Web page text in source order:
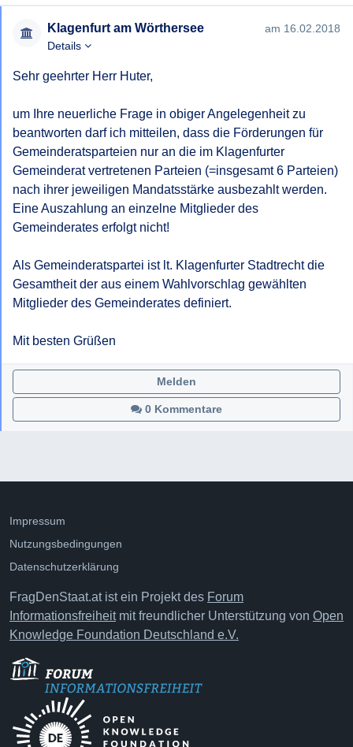
Klagenfurt am Wörthersee
am 16.02.2018
Details
Sehr geehrter Herr Huter,
um Ihre neuerliche Frage in obiger Angelegenheit zu
beantworten darf ich mitteilen, dass die Förderungen für
Gemeinderatsparteien nur an die im Klagenfurter
Gemeinderat vertretenen Parteien (=insgesamt 6 Parteien)
nach ihrer jeweiligen Mandatsstärke ausbezahlt werden.
Eine Auszahlung an einzelne Mitglieder des
Gemeinderates erfolgt nicht!
Als Gemeinderatspartei ist lt. Klagenfurter Stadtrecht die
Gesamtheit der aus einem Wahlvorschlag gewählten
Mitglieder des Gemeinderates definiert.
Mit besten Grüßen
0 Kommentare
Melden
Impressum
Nutzungsbedingungen
Datenschutzerklärung
FragDenStaat.at ist ein Projekt des Forum
Informationsfreiheitmit freundlicher Unterstützung von Open
Knowledge Foundation Deutschland e.V.